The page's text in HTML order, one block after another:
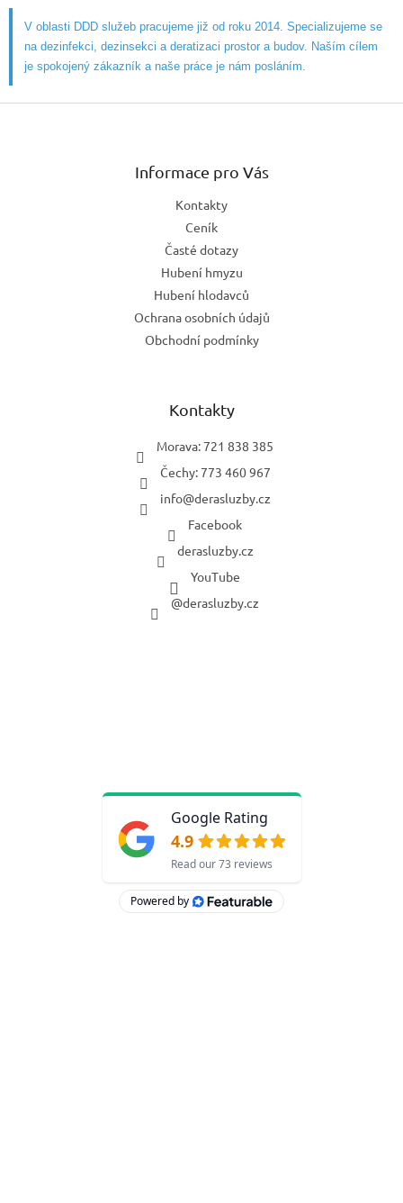
V oblasti DDD služeb pracujeme již od roku 2014. Specializujeme se
na dezinfekci, dezinsekci a deratizaci prostor a budov. Naším cílem
je spokojený zákazník a naše práce je nám posláním.
Informace pro Vás
Kontakty
Ceník
Časté dotazy
Hubení hmyzu
Hubení hlodavců
Ochrana osobních údajů
Obchodní podmínky
Kontakty
Morava: 721 838 385
Čechy: 773 460 967
info@derasluzby.cz
Facebook
derasluzby.cz
YouTube
@derasluzby.cz